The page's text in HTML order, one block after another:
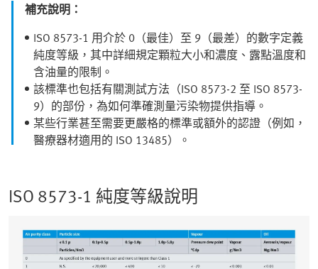
補充說明：
ISO 8573-1 用介於 0（最佳）至 9（最差）的數字定義
純度等級，其中詳細規定顆粒大小和濃度、露點溫度和
含油量的限制。
該標準也包括有關測試方法（ISO 8573-2 至 ISO 8573-
9）的部份，為如何準確測量污染物提供指導。
某些行業甚至需要更嚴格的標準或額外的認證（例如，
醫療器材適用的 ISO 13485）。
ISO 8573-1 純度等級說明